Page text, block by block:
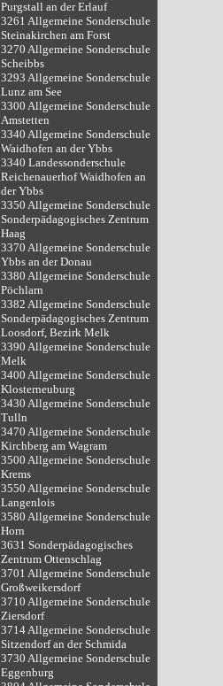
Purgstall an der Erlauf
3261 Allgemeine Sonderschule
Steinakirchen am Forst
3270 Allgemeine Sonderschule
Scheibbs
3293 Allgemeine Sonderschule
Lunz am See
3300 Allgemeine Sonderschule
Amstetten
3340 Allgemeine Sonderschule
Waidhofen an der Ybbs
3340 Landessonderschule
Reichenauerhof Waidhofen an
der Ybbs
3350 Allgemeine Sonderschule
Sonderpädagogisches Zentrum
Haag
3370 Allgemeine Sonderschule
Ybbs an der Donau
3380 Allgemeine Sonderschule
Pöchlarn
3382 Allgemeine Sonderschule
Sonderpädagogisches Zentrum
Loosdorf, Bezirk Melk
3390 Allgemeine Sonderschule
Melk
3400 Allgemeine Sonderschule
Klosterneuburg
3430 Allgemeine Sonderschule
Tulln
3470 Allgemeine Sonderschule
Kirchberg am Wagram
3500 Allgemeine Sonderschule
Krems
3550 Allgemeine Sonderschule
Langenlois
3580 Allgemeine Sonderschule
Horn
3631 Sonderpädagogisches
Zentrum Ottenschlag
3701 Allgemeine Sonderschule
Großweikersdorf
3710 Allgemeine Sonderschule
Ziersdorf
3714 Allgemeine Sonderschule
Sitzendorf an der Schmida
3730 Allgemeine Sonderschule
Eggenburg